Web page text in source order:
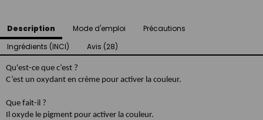
Description Mode d'emploi
Précautions
Ingrédients (INCI)
Avis (28)
Qu'est-ce que c’est ?
C’est un oxydant en crème pour activer la couleur.
Que fait-il ?
Il oxyde le pigment pour activer la couleur.